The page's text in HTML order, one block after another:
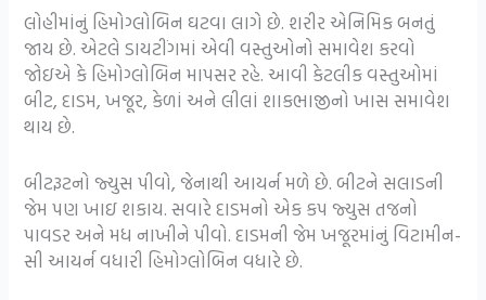
લોહીમાંનું હિમોગ્લોબિન ઘટવા લાગે છે. શરીર એનિમિક બનતું
જાય છે. એટલે ડાયટીંગમાં એવી વસ્તુઓનો સમાવેશ કરવો
જોઇએ કે હિમોગ્લોબિન માપસર રહે. આવી કેટલીક વસ્તુઓમાં
બીટ, દાડમ, ખજૂર, કેળાં અને લીલાં શાકભાજીનો ખાસ સમાવેશ
થાય છે.
બીટરૂટનો જ્યુસ પીવો, જેનાથી આયર્ન મળે છે. બીટને સલાડની
જેમ પણ ખાઇ શકાય. સવારે દાડમનો એક કપ જ્યુસ તજનો
પાવડર અને મધ નાખીને પીવો. દાડમની જેમ ખજૂરમાંનું વિટામીન-
સી આયર્ન વધારી હિમોગ્લોબિન વધારે છે.